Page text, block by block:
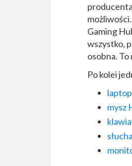
Gaming
wszystko,
osobna.
Po kolei
mysz